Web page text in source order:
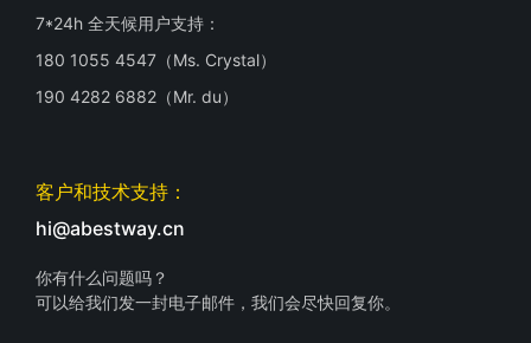
7*24h 全天候用户支持：
180 1055 4547（Ms. Crystal）
190 4282 6882（Mr. du）
客户和技术支持：
hi@abestway.cn
你有什么问题吗？
可以给我们发一封电子邮件，我们会尽快回复你。